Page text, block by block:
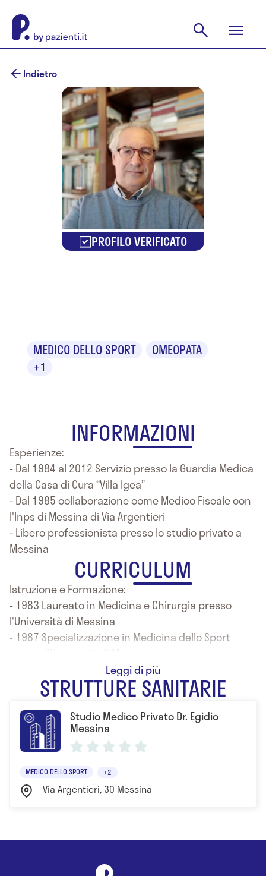
Indietro
PROFILO VERIFICATO
MEDICO DELLO SPORT
OMEOPATA
+1
INFORMAZIONI
Esperienze:
- Dal 1984 al 2012 Servizio presso la Guardia Medica
della Casa di Cura “Villa Igea”
- Dal 1985 collaborazione come Medico Fiscale con
l'Inps di Messina di Via Argentieri
- Libero professionista presso lo studio privato a
Messina
CURRICULUM
Istruzione e Formazione:
- 1983 Laureato in Medicina e Chirurgia presso
l'Università di Messina
- 1987 Specializzazione in Medicina dello Sport
- Corsi di formazione in Omeopatia presso le scuole
CISDO-Milano, ASMO-Catania, LUIMO-Roma e Napoli
- Perfezionamento in Agopuntura
STRUTTURE SANITARIE
Studio Medico Privato Dr. Egidio
Messina
MEDICO DELLO SPORT +2
Via Argentieri, 30 Messina